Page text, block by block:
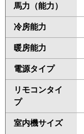
馬力（能力）
冷房能力
暖房能力
電源タイプ
リモコンタイ
プ
室内機サイズ